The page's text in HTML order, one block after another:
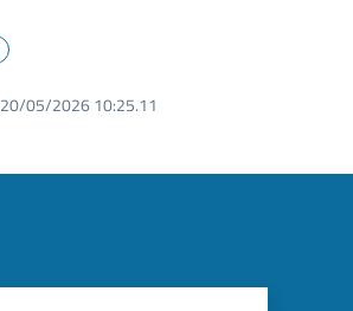
20/05/2026 10:25.11